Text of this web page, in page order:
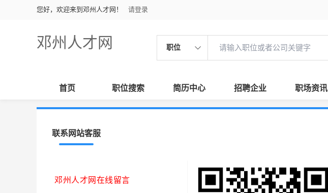
您好，欢迎来到邓州人才网！ 请登录
邓州人才网 职位
首页 职位搜索 简历中心 招聘企业 职场资讯
联系网站客服
邓州人才网在线留言